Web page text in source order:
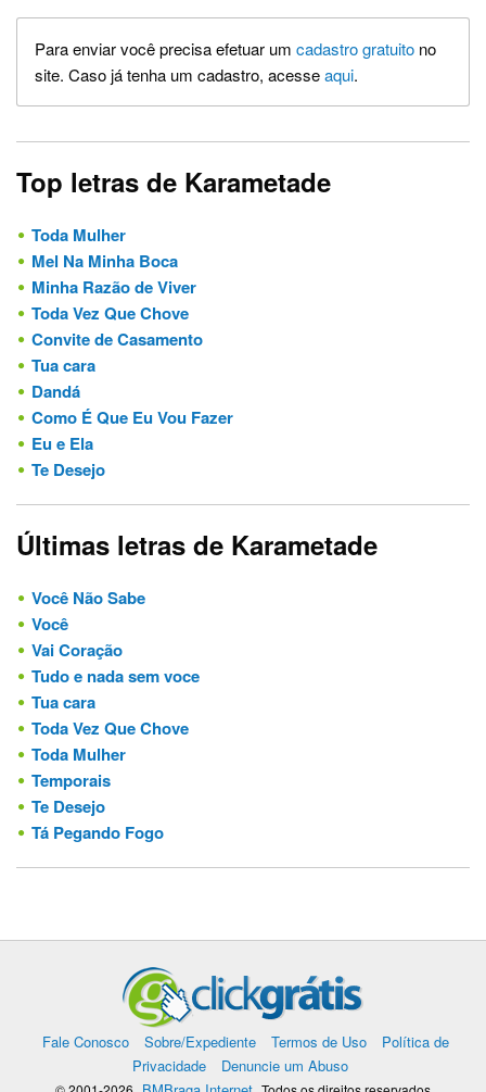
Para enviar você precisa efetuar um cadastro gratuito no
site. Caso já tenha um cadastro, acesseaqui.
Top letras de Karametade
Toda Mulher
Mel Na Minha Boca
Minha Razão de Viver
Toda Vez Que Chove
Convite de Casamento
Tua cara
Dandá
Como É Que Eu Vou Fazer
Eu e Ela
Te Desejo
Últimas letras de Karametade
Você Não Sabe
Você
Vai Coração
Tudo e nada sem voce
Tua cara
Toda Vez Que Chove
Toda Mulher
Temporais
Te Desejo
Tá Pegando Fogo
Fale Conosco Sobre/Expediente Termos de Uso
Política de
Privacidade
Denuncie um Abuso